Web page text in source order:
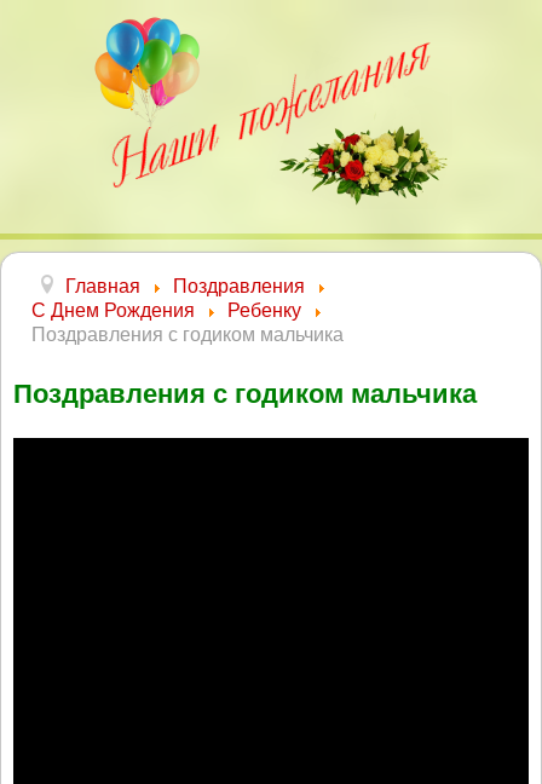
Главная
Поздравления
С Днем Рождения
Ребенку
Поздравления с годиком мальчика
Поздравления с годиком мальчика